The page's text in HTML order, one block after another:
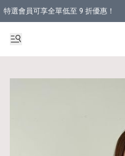
特選會員可享全單低至 9 折優惠！